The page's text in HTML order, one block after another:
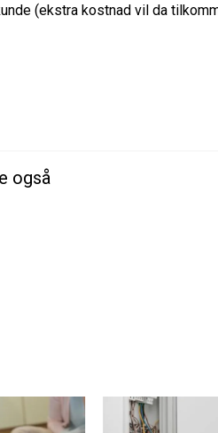
(ekstra kostnad vil da
også